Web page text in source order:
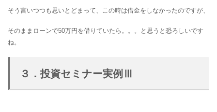
そう言いつつも思いとどまって、この時は借金をしなかったのですが、
そのままローンで50万円を借りていたら。。。と思うと恐ろしいです
ね。
３．投資セミナー実例Ⅲ